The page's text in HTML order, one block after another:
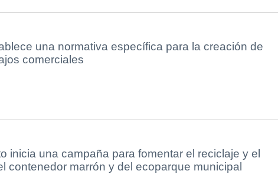
una normativa específica para la creación de
comerciales
inicia una campaña para fomentar el reciclaje y el
contenedor marrón y del ecoparque municipal